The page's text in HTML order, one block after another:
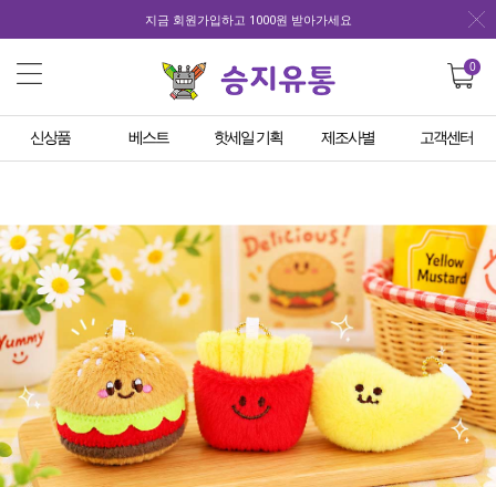
지금 회원가입하고 1000원 받아가세요
0
신상품 베스트 핫세일 기획 제조사별 고객센터